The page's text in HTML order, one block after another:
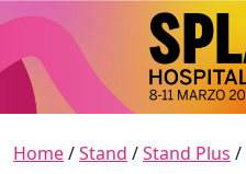
Skip to content
Main Navigation
Home/Stand /Stand Plus /